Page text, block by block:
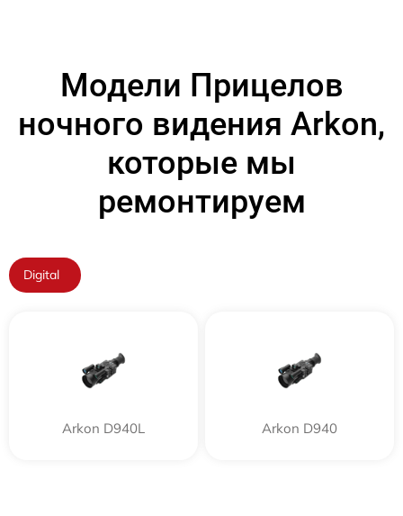
Модели Прицелов
ночного видения Arkon,
которые мы
ремонтируем
Digital
Arkon D940L Arkon D940